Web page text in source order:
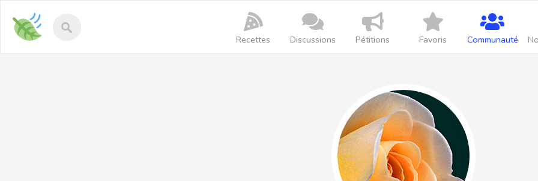
Recettes-
vegan
Recettes Discussions Pétitions Favoris Communauté